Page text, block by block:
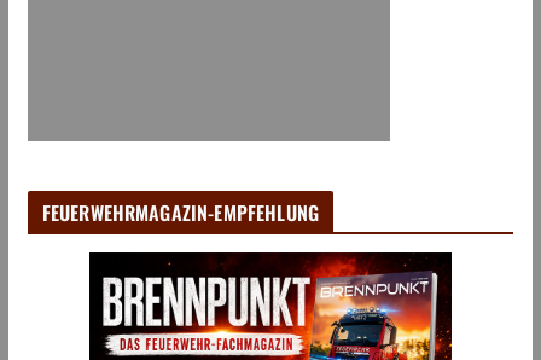
FEUERWEHRMAGAZIN-EMPFEHLUNG